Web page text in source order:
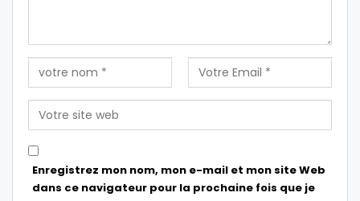
Enregistrez mon nom, mon e-mail et mon site Web
dans ce navigateur pour la prochaine fois que je